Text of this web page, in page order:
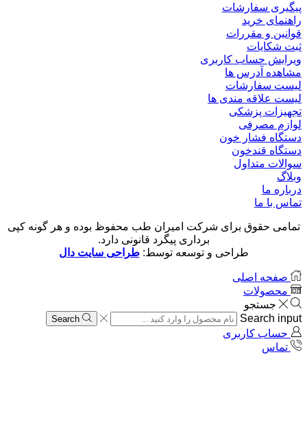
پیگیری سفارشات
راهنمای خرید
قوانین و مقررات
ثبت شکایات
ویرایش حساب کاربری
مشاهده آدرس ها
لیست سفارشات
لیست علاقه مندی ها
تجهیزات پزشکی
لوازم مصرفی
دستگاه فشار خون
دستگاه قندخون
سوالات متداول
وبلاگ
درباره ما
تماس با ما
تمامی حقوق برای شرکت امیران طب محفوظ بوده و هر گونه کپی
برداری پیگرد قانونی دارد.
طراحی و توسعه توسط:طراحی سایت دال
صفحه اصلی
محصولات
جستجو
Search input
Search
حساب کاربری
تماس